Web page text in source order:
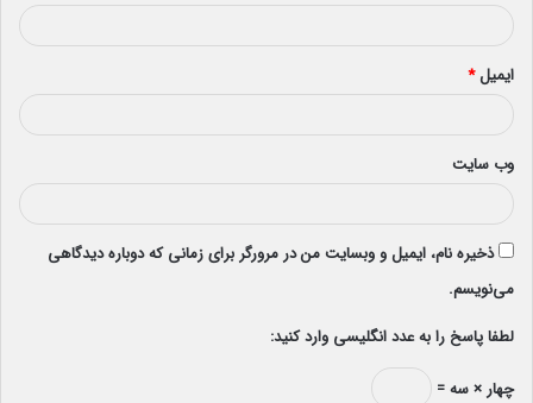
ایمیل*
وب‌ سایت
ذخیره نام، ایمیل و وبسایت من در مرورگر برای زمانی که دوباره دیدگاهی
می‌نویسم.
لطفا پاسخ را به عدد انگلیسی وارد کنید:
چهار × سه =